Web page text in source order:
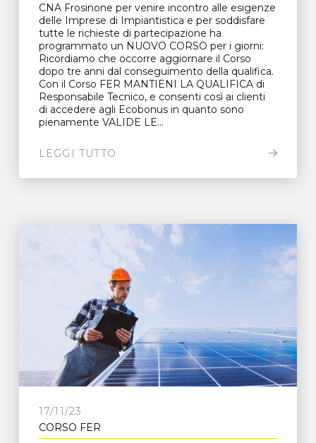
CNA Frosinone per venire incontro alle esigenze
delle Imprese di Impiantistica e per soddisfare
tutte le richieste di partecipazione ha
programmato un NUOVO CORSO per i giorni:
Ricordiamo che occorre aggiornare il Corso
dopo tre anni dal conseguimento della qualifica.
Con il Corso FER MANTIENI LA QUALIFICA di
Responsabile Tecnico, e consenti così ai clienti
di accedere agli Ecobonus in quanto sono
pienamente VALIDE LE...
LEGGI TUTTO
17/11/23
CORSO FER